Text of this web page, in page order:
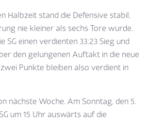
Halbzeit stand die Defensive stabil,
nie kleiner als sechs Tore wurde.
SG einen verdienten 33:23 Sieg und
den gelungenen Auftakt in die neue
Punkte bleiben also verdient in
nächste Woche. Am Sonntag, den 5.
um 15 Uhr auswärts auf die